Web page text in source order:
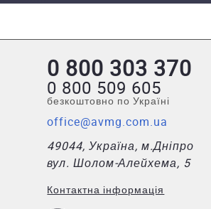
Листи доступні в широкій палітрі
з високою вологістю, частими опадами
переробці після закінчення
цьому він витримує значні механічні
10, але при цьому є легшим, в порівнянні з
0 800 303 370
0 800 509 605
безкоштовно по Україні
office@avmg.com.ua
49044, Україна, м.Дніпро
вул. Шолом-Алейхема, 5
Контактна інформація